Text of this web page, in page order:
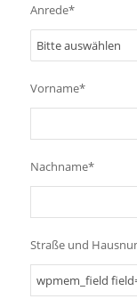
Anrede*
Vorname*
Nachname*
Straße und